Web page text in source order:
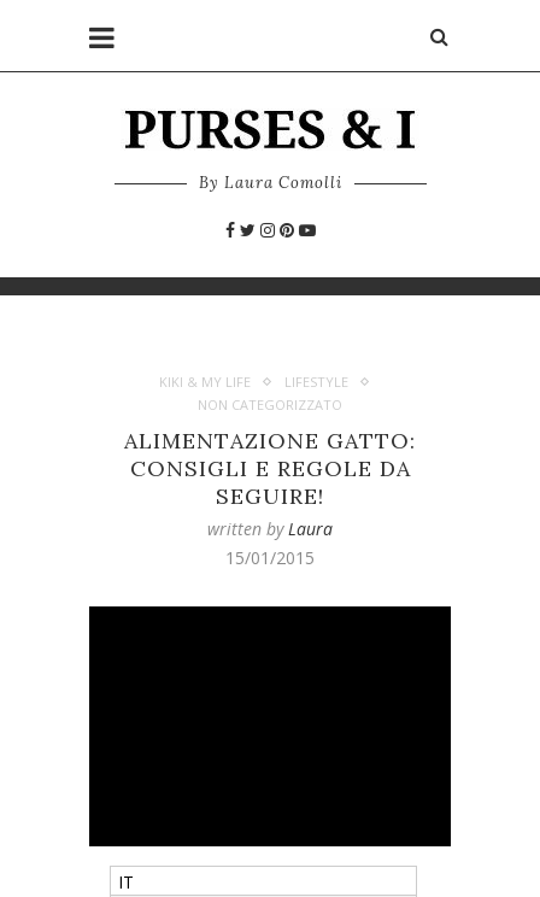
By Laura Comolli
KIKI & MY LIFE
LIFESTYLE
NON CATEGORIZZATO
ALIMENTAZIONE GATTO:
CONSIGLI E REGOLE DA
SEGUIRE!
written byLaura
15/01/2015
IT